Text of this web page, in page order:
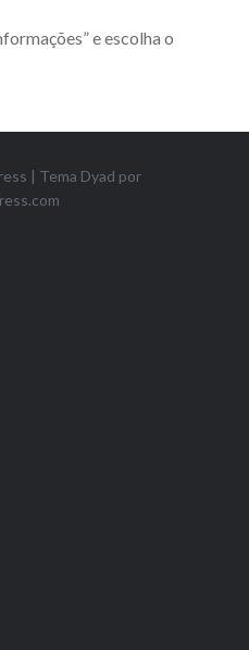
e escolha o
| Tema Dyad por